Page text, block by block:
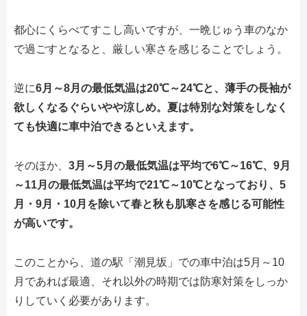
都心にくらべてすこし高いですが、一晩じゅう車のなか
で過ごすとなると、厳しい寒さを感じることでしょう。
逆に6月～8月の最低気温は20℃～24℃と、薄手の長袖が
欲しくなるぐらいやや涼しめ。夏は特別な対策をしなく
ても快適に車中泊できるといえます。
そのほか、 3月～5月の最低気温は平均で6℃～16℃、9月
～11月の最低気温は平均で21℃～10℃となっており、5
月・9月・10月を除いて春と秋も肌寒さを感じる可能性
が高いです。
このことから、道の駅「潮見坂」での車中泊は5月～10
月であれば最適、それ以外の時期では防寒対策をしっか
りしていく必要があります。